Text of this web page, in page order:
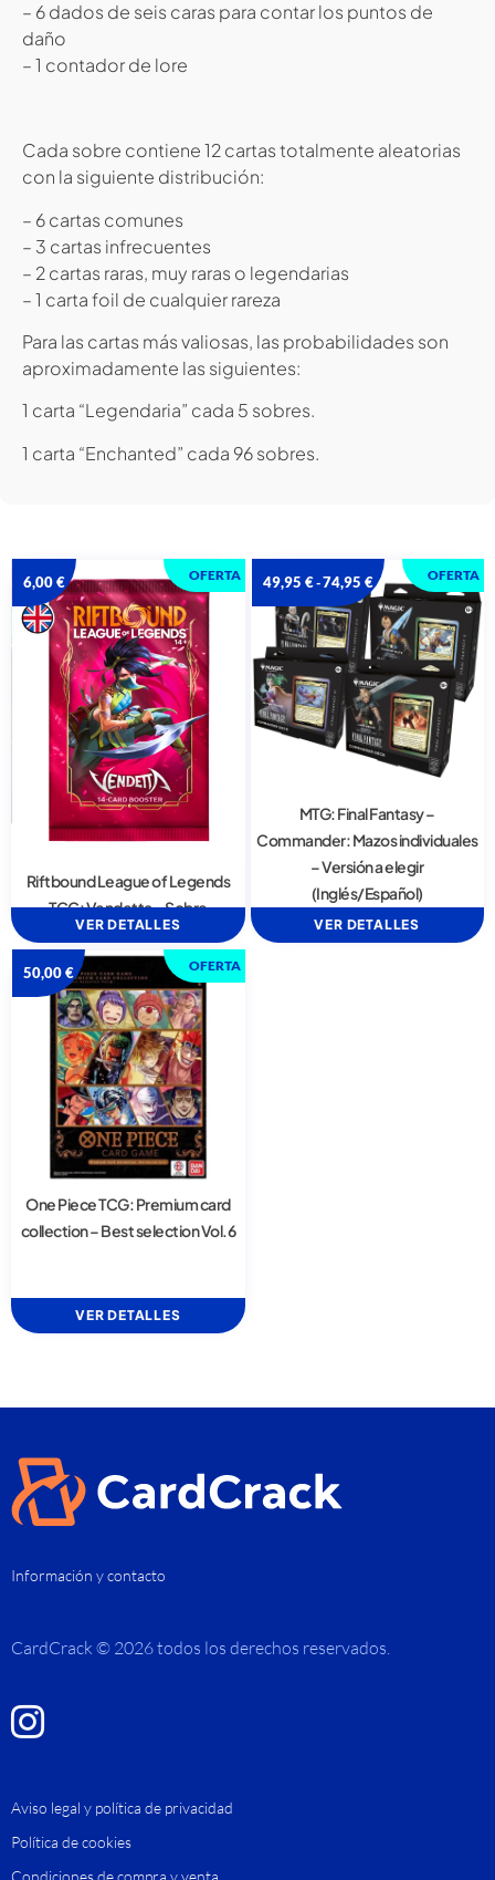
– 6 dados de seis caras para contar los puntos de
daño
– 1 contador de lore
Cada sobre contiene 12 cartas totalmente aleatorias
con la siguiente distribución:
– 6 cartas comunes
– 3 cartas infrecuentes
– 2 cartas raras, muy raras o legendarias
– 1 carta foil de cualquier rareza
Para las cartas más valiosas, las probabilidades son
aproximadamente las siguientes:
1 carta “Legendaria” cada 5 sobres.
1 carta “Enchanted” cada 96 sobres.
OFERTA
6,00€
Riftbound League of Legends
TCG: Vendetta – Sobre
VER DETALLES
OFERTA
49,95 €-74,95 €
MTG: Final Fantasy –
Commander: Mazos individuales
– Versión a elegir
(Inglés/Español)
VER DETALLES
OFERTA
50,00€
One Piece TCG: Premium card
collection – Best selection Vol.6
VER DETALLES
Información y contacto
CardCrack © 2026 todos los derechos reservados.
Aviso legal y política de privacidad
Política de cookies
Condiciones de compra y venta